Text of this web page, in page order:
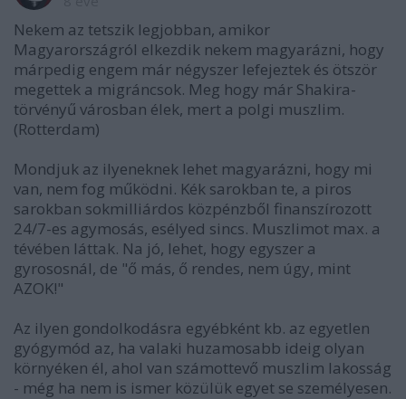
Nekem az tetszik legjobban, amikor
Magyarországról elkezdik nekem magyarázni, hogy
márpedig engem már négyszer lefejeztek és ötször
megettek a migráncsok. Meg hogy már Shakira-
törvényű városban élek, mert a polgi muszlim.
(Rotterdam)
Mondjuk az ilyeneknek lehet magyarázni, hogy mi
van, nem fog működni. Kék sarokban te, a piros
sarokban sokmilliárdos közpénzből finanszírozott
24/7-es agymosás, esélyed sincs. Muszlimot max. a
tévében láttak. Na jó, lehet, hogy egyszer a
gyrososnál, de "ő más, ő rendes, nem úgy, mint
AZOK!"
Az ilyen gondolkodásra egyébként kb. az egyetlen
gyógymód az, ha valaki huzamosabb ideig olyan
környéken él, ahol van számottevő muszlim lakosság
- még ha nem is ismer közülük egyet se személyesen.